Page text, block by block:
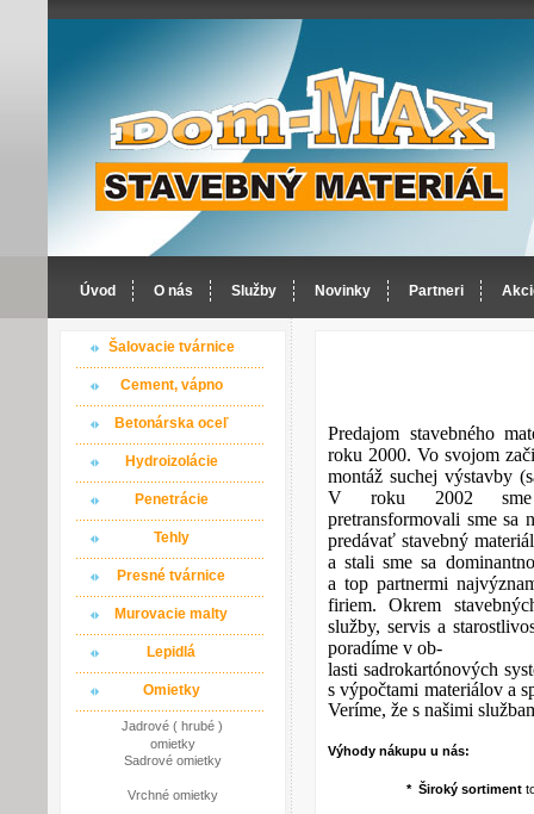
Úvod O nás Služby Novinky Partneri
Šalovacie tvárnice
Cement, vápno
Betonárska oceľ
Hydroizolácie
Penetrácie
Tehly
Presné tvárnice
Murovacie malty
Lepidlá
Omietky
Jadrové ( hrubé )
omietky
Sadrové omietky
Vrchné omietky
Predajom stavebného
roku 2000. Vo svojom
montáž suchej výstavby
V roku 2002 sme
pretransformovali sme sa
predávať stavebný
a stali sme sa
a top partnermi
firiem. Okrem
služby, servis a
poradíme v ob-
lasti sadrokartónových
s výpočtami materiálov a
Veríme, že s našimi
Výhody nákupu u nás:
* Široký sortiment